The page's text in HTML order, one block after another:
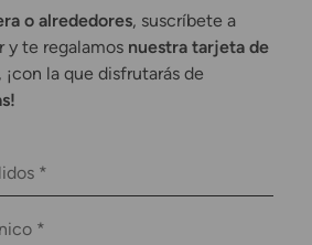
o alrededores, suscríbete a
y te regalamos nuestra tarjeta de
, ¡con la que disfrutarás de